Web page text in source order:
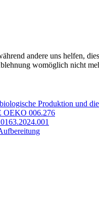
Produktion und
andere uns helfen,
womöglich nicht